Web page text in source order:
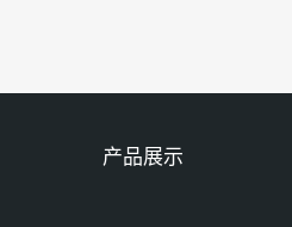
产品展示